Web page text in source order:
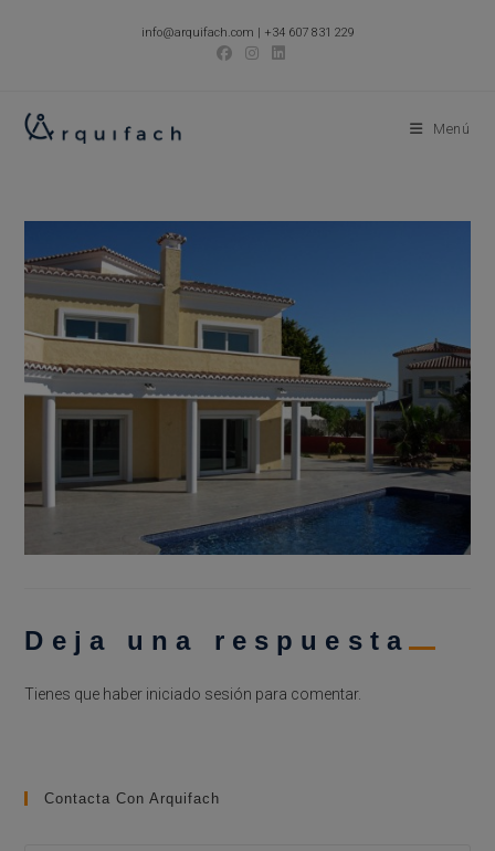
info@arquifach.com | +34 607 831 229
Menú
Deja una respuesta
Tienes que haber iniciado sesión para comentar.
Contacta Con Arquifach